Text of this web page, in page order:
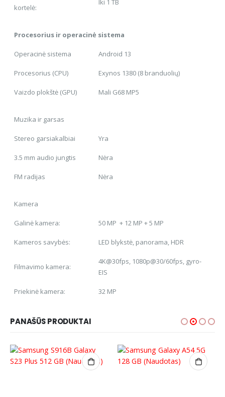
kortelė:
Iki 1 TB
Procesorius ir operacinė sistema
Operacinė sistema Android 13
Procesorius (CPU) Exynos 1380 (8 branduolių)
Vaizdo plokštė (GPU) Mali G68 MP5
Muzika ir garsas
Stereo garsiakalbiai Yra
3.5 mm audio jungtis Nėra
FM radijas Nėra
Kamera
Galinė kamera: 50 MP + 12 MP + 5 MP
Kameros savybės: LED blykstė, panorama, HDR
Filmavimo kamera:
4K@30fps, 1080p@30/60fps, gyro-
EIS
Priekinė kamera: 32 MP
PANAŠŪS PRODUKTAI